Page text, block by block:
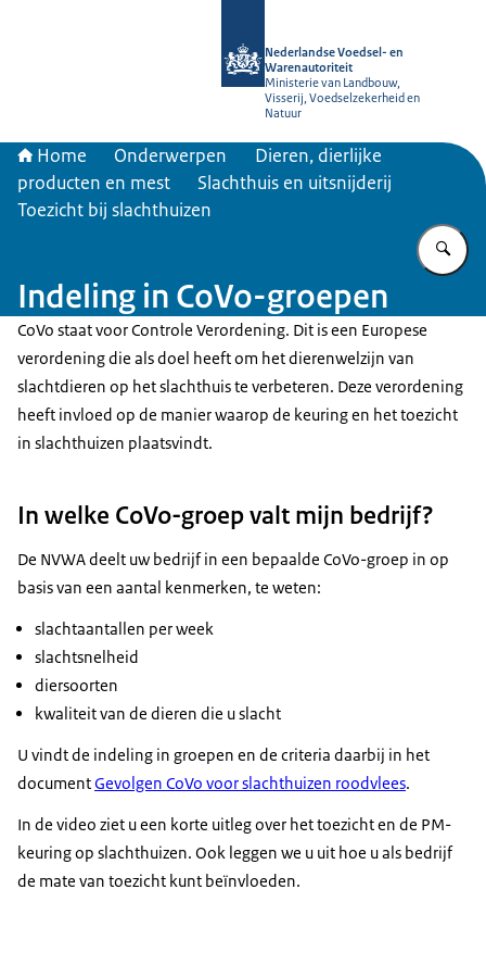
Nederlandse Voedsel- en
Warenautoriteit
Ministerie van Landbouw,
Visserij, Voedselzekerheid en
Natuur
Home Onderwerpen
Dieren, dierlijke
producten en mest
Slachthuis en uitsnijderij
Toezicht bij slachthuizen
Indeling in CoVo-groepen
CoVo staat voor Controle Verordening. Dit is een Europese
verordening die als doel heeft om het dierenwelzijn van
slachtdieren op het slachthuis te verbeteren. Deze verordening
heeft invloed op de manier waarop de keuring en het toezicht
in slachthuizen plaatsvindt.
In welke CoVo-groep valt mijn bedrijf?
De NVWA deelt uw bedrijf in een bepaalde CoVo-groep in op
basis van een aantal kenmerken, te weten:
slachtaantallen per week
slachtsnelheid
diersoorten
kwaliteit van de dieren die u slacht
U vindt de indeling in groepen en de criteria daarbij in het
documentGevolgen CoVo voor slachthuizen roodvlees.
In de video ziet u een korte uitleg over het toezicht en de PM-
keuring op slachthuizen. Ook leggen we u uit hoe u als bedrijf
de mate van toezicht kunt beïnvloeden.